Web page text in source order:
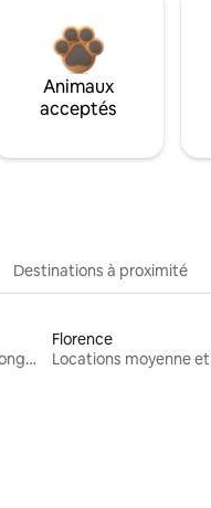
Animaux
acceptés
Destinations à proximité
Locations moyenne et longue durée
Florence